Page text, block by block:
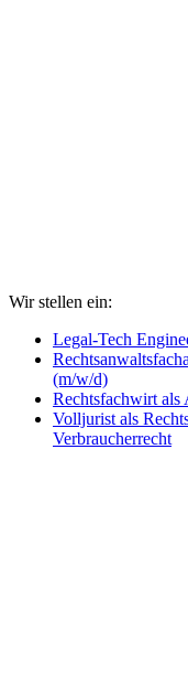
Wir stellen ein:
Legal-Tech
(m/w/d)
Rechtsfachwirt als
Volljurist als
Verbraucherrecht